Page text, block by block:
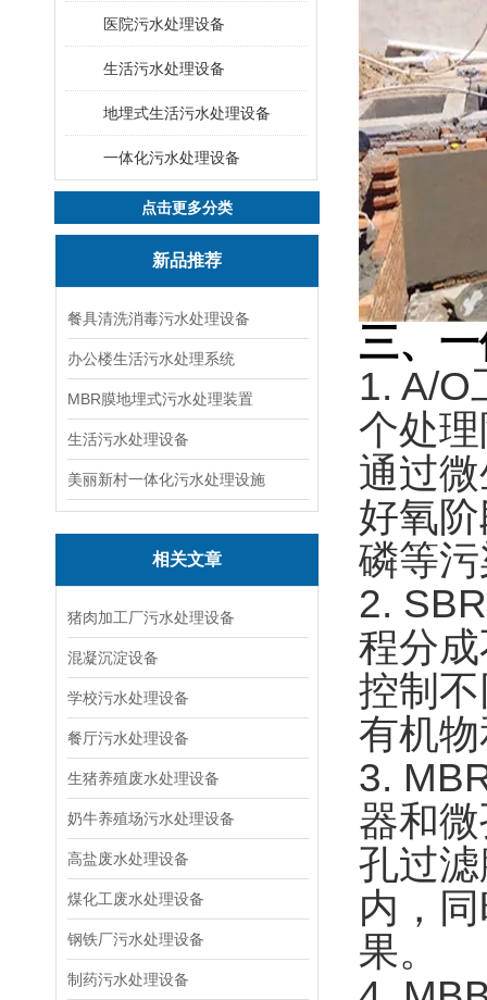
医院污水处理设备
生活污水处理设备
地埋式生活污水处理设备
一体化污水处理设备
点击更多分类
新品推荐
餐具清洗消毒污水处理设备
办公楼生活污水处理系统
MBR膜地埋式污水处理装置
生活污水处理设备
美丽新村一体化污水处理设施
相关文章
猪肉加工厂污水处理设备
混凝沉淀设备
学校污水处理设备
餐厅污水处理设备
生猪养殖废水处理设备
奶牛养殖场污水处理设备
高盐废水处理设备
煤化工废水处理设备
钢铁厂污水处理设备
制药污水处理设备
三、
1. A/O
个处
通过
好氧
磷等
2.
程分
控制
有机
3.
器和
孔过
内，
果。